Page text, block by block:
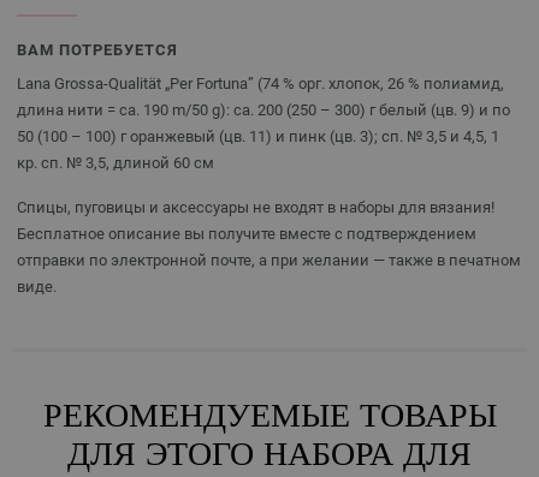
ВАМ ПОТРЕБУЕТСЯ
Lana Grossa-Qualität „Per Fortuna” (74 % орг. хлопок, 26 % полиамид,
длина нити = ca. 190 m/50 g): ca. 200 (250 – 300) г белый (цв. 9) и по
50 (100 – 100) г оранжевый (цв. 11) и пинк (цв. 3); сп. № 3,5 и 4,5, 1
кр. сп. № 3,5, длиной 60 см
Спицы, пуговицы и аксессуары не входят в наборы для вязания!
Бесплатное описание вы получите вместе с подтверждением
отправки по электронной почте, а при желании — также в печатном
виде.
РЕКОМЕНДУЕМЫЕ ТОВАРЫ
ДЛЯ ЭТОГО НАБОРА ДЛЯ